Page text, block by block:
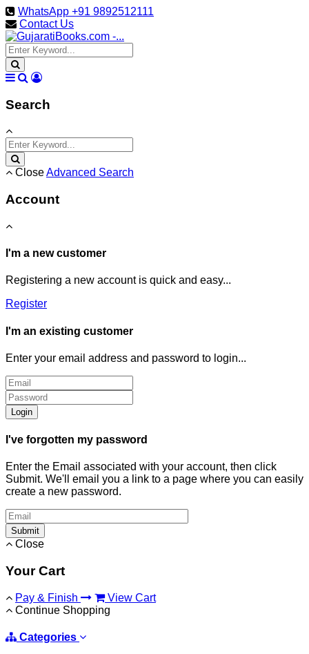
WhatsApp +91 9892512111
Contact Us
Search
CloseAdvanced Search
Account
I'm a new customer
Registering a new account is quick and easy...
Register
I'm an existing customer
Enter your email address and password to login...
Login
I've forgotten my password
Enter the Email associated with your account, then click
Submit. We'll email you a link to a page where you can easily
create a new password.
Submit
Close
Your Cart
Pay & Finish
View Cart
Continue Shopping
Categories